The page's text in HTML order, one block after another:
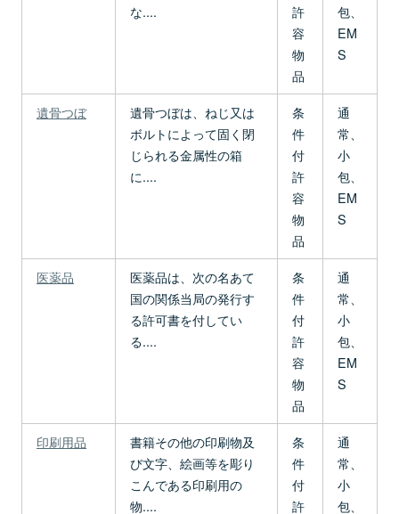
な....
許
容
物
品
包、
EM
S
遺骨つぼ
遺骨つぼは、ねじ又は
ボルトによって固く閉
じられる金属性の箱
に....
条
件
付
許
容
物
品
通
常、
小
包、
EM
S
医薬品
医薬品は、次の名あて
国の関係当局の発行す
る許可書を付してい
る....
条
件
付
許
容
物
品
通
常、
小
包、
EM
S
印刷用品
書籍その他の印刷物及
び文字、絵画等を彫り
こんである印刷用の
物....
条
件
付
許
通
常、
小
包、